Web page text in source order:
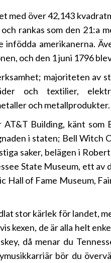
med över 42,143
rankas som den 21:a
infödda amerikanerna.
och den 1 juni 1796
majoriteten av
och textilier,
och
AT&T Building, känt
i staten; Bell
saker, belägen i
State Museum, ett
Hall of Fame Museum,
stor kärlek för landet,
kexen, de är alla helt
då menar du
bör du